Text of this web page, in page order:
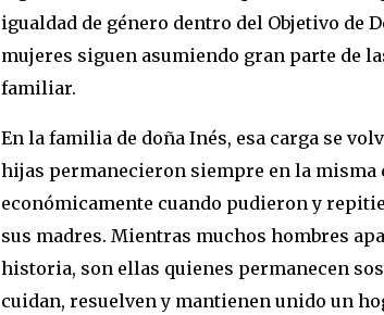
igualdad de género dentro del Objetivo de
mujeres siguen asumiendo gran parte de
familiar.
En la familia de doña Inés, esa carga se
hijas permanecieron siempre en la misma
económicamente cuando pudieron y
sus madres. Mientras muchos hombres
historia, son ellas quienes permanecen
cuidan, resuelven y mantienen unido un